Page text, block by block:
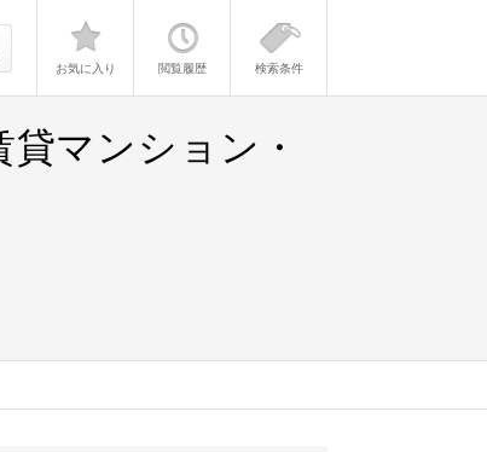
お気に入り 閲覧履歴 検索条件
マンション・